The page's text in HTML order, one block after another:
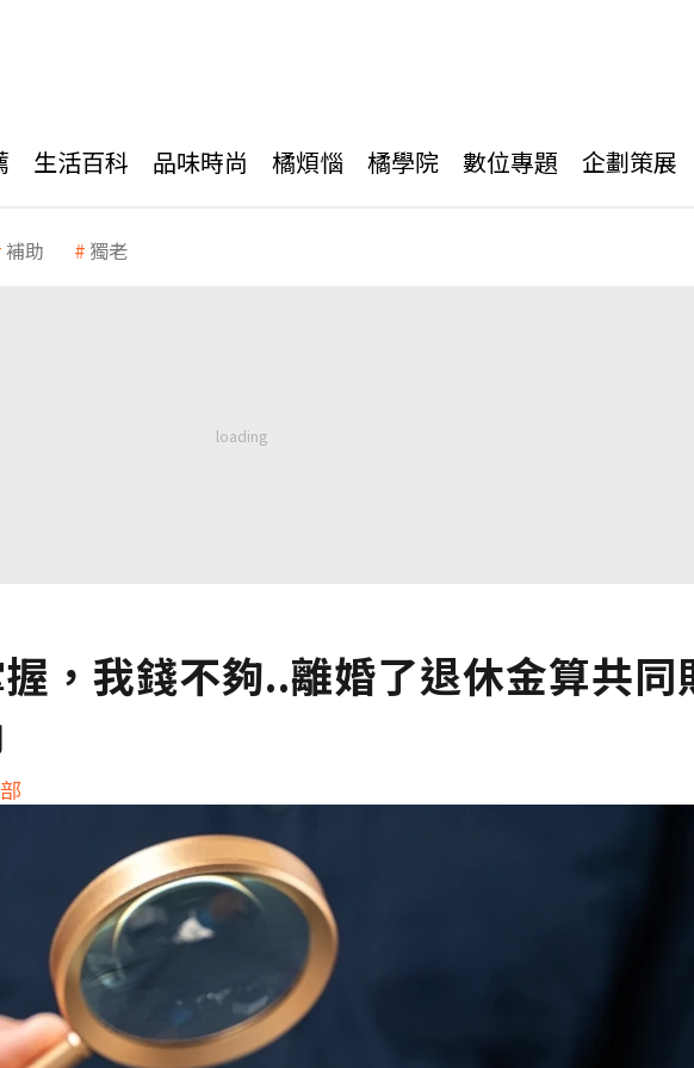
生活百科 品味時尚 橘煩惱 橘學院 數位專題 企劃策展
補助 獨老
，我錢不夠..離婚了退休金算共同